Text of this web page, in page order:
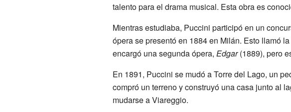
talento para el drama musical. Esta obra es
Mientras estudiaba, Puccini participó en un
ópera se presentó en 1884 en Milán. Esto llamó
encargó una segunda ópera, Edgar(1889), pero
En 1891, Puccini se mudó a Torre del Lago, un
compró un terreno y construyó una casa junto al
mudarse a Viareggio.